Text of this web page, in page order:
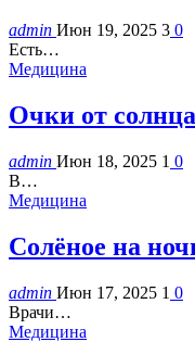
admin Июн 19, 2025 3 0
Есть…
Медицина
Очки от
admin Июн 18, 2025 1 0
В…
Медицина
Солёное на
admin Июн 17, 2025 1 0
Врачи…
Медицина